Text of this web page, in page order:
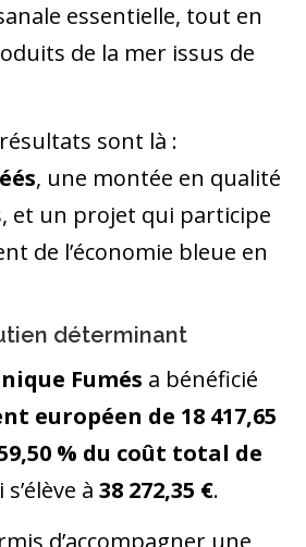
essentielle, tout en
de la mer issus de
sont là :
, une montée en qualité
et un projet qui participe
de l’économie bleue en
déterminant
Fumés a bénéficié
européen de 18 417,65
% du coût total de
à 38 272,35 €.
d’accompagner une